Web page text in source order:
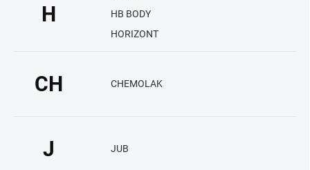
H
HB BODY
HORIZONT
CH CHEMOLAK
J JUB